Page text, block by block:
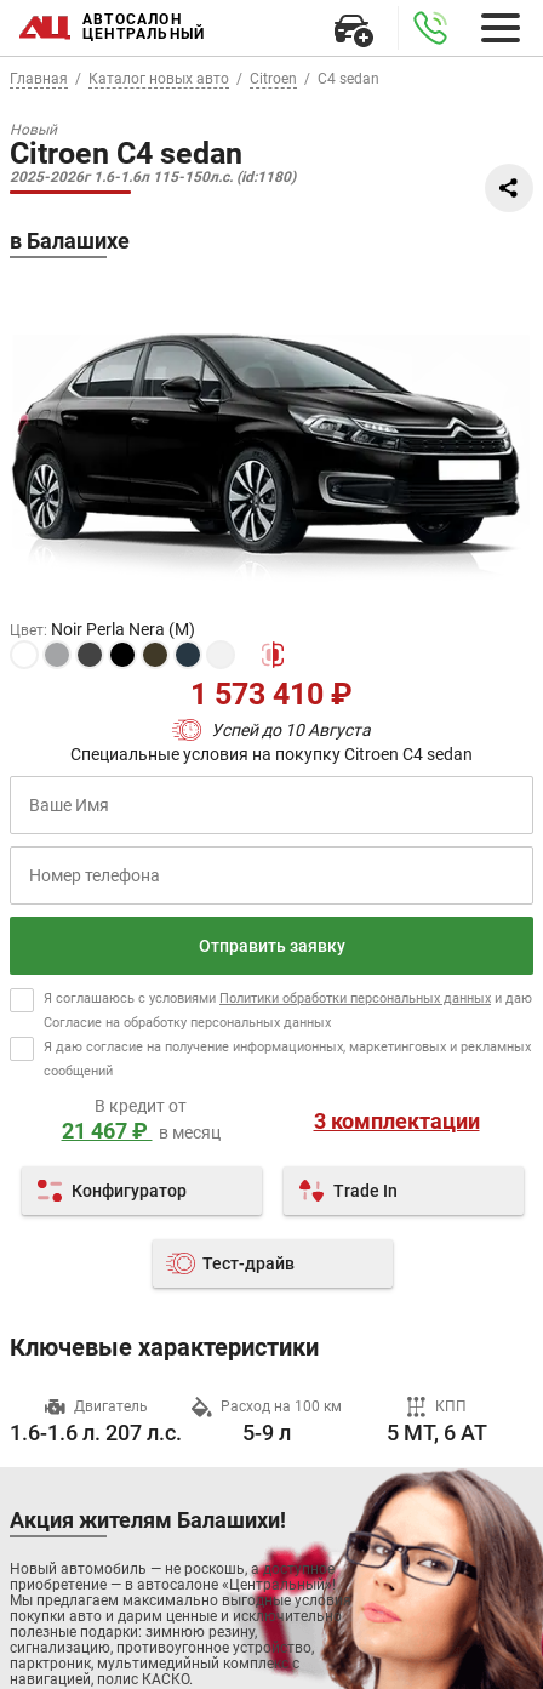
АВТОСАЛОН
ЦЕНТРАЛЬНЫЙ
Главная Каталог новых авто Citroen C4 sedan
Новый
Citroen C4 sedan
2025-2026г 1.6-1.6л 115-150л.с. (id:1180)
в Балашихе
Цвет: Noir Perla Nera (M)
Успей до 10 Августа
1 573 410 ₽
Специальные условия на покупку Citroen C4 sedan
Отправить заявку
Я соглашаюсь с условиями Политики обработки персональных данных и даю
Согласие на обработку персональных данных
Я даю согласие на получение информационных, маркетинговых и рекламных
сообщений
3 комплектации
Конфигуратор Trade In
Тест-драйв
В кредит от
21 467 ₽ в месяц
Ключевые характеристики
Двигатель
1.6-1.6 л. 207 л.с.
Расход на 100 км
5-9 л
КПП
5 MT, 6 AT
Акция жителям Балашихи!
Новый автомобиль — не роскошь, а доступное
приобретение — в автосалоне «Центральный»!
Мы предлагаем максимально выгодные условия
покупки авто и дарим ценные и исключительно
полезные подарки: зимнюю резину,
сигнализацию, противоугонное устройство,
парктроник, мультимедийный комплекс с
навигацией, полис КАСКО.